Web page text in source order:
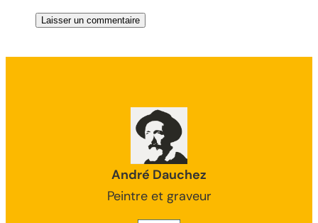
André Dauchez
Peintre et graveur